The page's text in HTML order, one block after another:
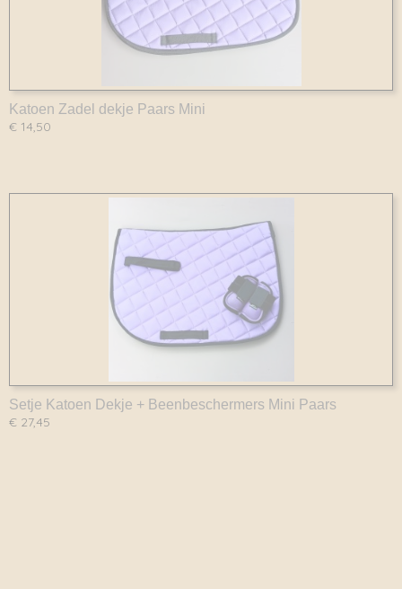
Katoen Zadel dekje Paars Mini
€ 14,50
Setje Katoen Dekje + Beenbeschermers Mini Paars
€ 27,45